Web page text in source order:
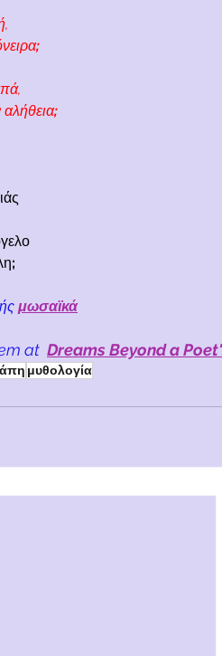
;
;
;
μωσαϊκά
at Dreams Beyond a
μυθολογία